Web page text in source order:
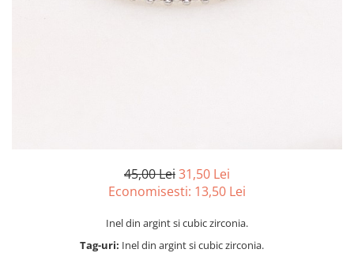
marimea 50
45,00 Lei31,50 Lei
Economisesti: 13,50 Lei
Inel din argint si cubic zirconia.
Tag-uri: Inel din argint si cubic zirconia.